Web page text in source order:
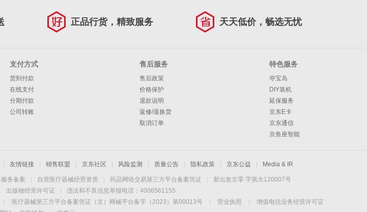
正品行货，精致服务 天天低价，畅选无忧
支付方式
货到付款
在线支付
分期付款
公司转账
售后服务
售后政策
价格保护
退款说明
返修/退换货
取消订单
特色服务
夺宝岛
DIY装机
延保服务
京东E卡
京东通信
京鱼座智能
友情链接 销售联盟 京东社区 风险监测 质量公告 隐私政策 京东公益 Media & IR
务备案 自营医疗器械经营资质 药品网络交易第三方平台备案凭证
新出发京零 字第大120007号
出版物经营许可证
违法和不良信息举报电话：4006561155
医疗器械第三方平台备案凭证（京）网械平台备字（2023）第00013号 营业执照
增值电信业务经营许可证